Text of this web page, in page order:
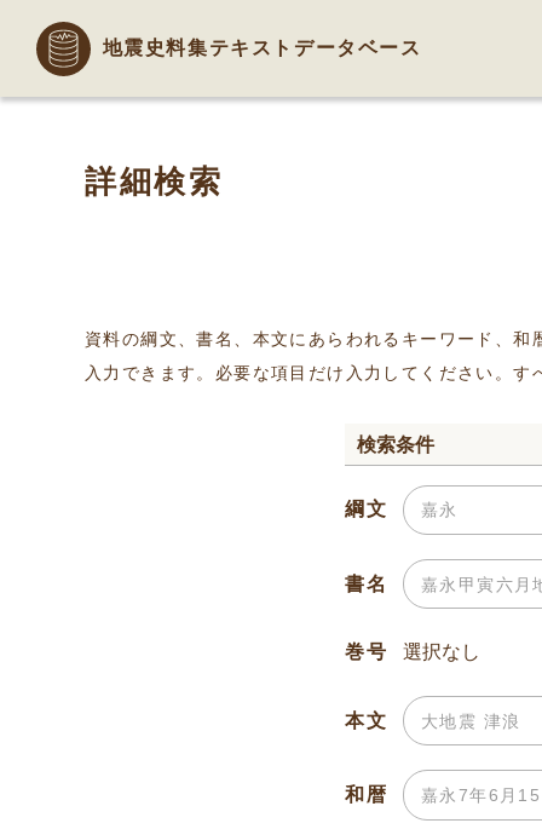
地震史料集テキストデータベース
詳細検索
資料の綱文、書名、本文にあらわれるキーワード、
入力できます。必要な項目だけ入力してください。
検索条件
綱文
書名
巻号
本文
和暦